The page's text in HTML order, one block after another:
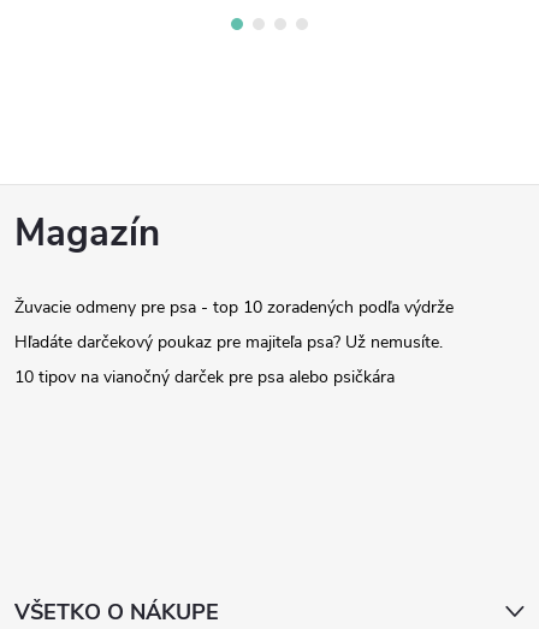
Z
p
ä
VŠETKO O NÁKUPE
Magazín
Žuvacie odmeny pre psa - top 10 zoradených podľa výdrže
Hľadáte darčekový poukaz pre majiteľa psa? Už nemusíte.
10 tipov na vianočný darček pre psa alebo psičkára